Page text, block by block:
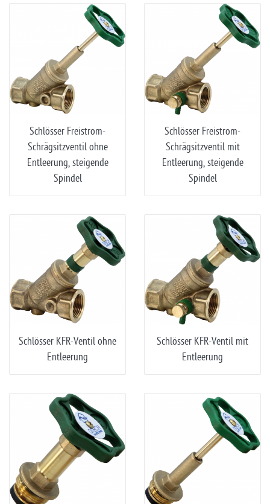
Schlösser Freistrom-
Schrägsitzventil ohne
Entleerung, steigende
Spindel
Schlösser Freistrom-
Schrägsitzventil mit
Entleerung, steigende
Spindel
Schlösser KFR-Ventil ohne
Entleerung
Schlösser KFR-Ventil mit
Entleerung